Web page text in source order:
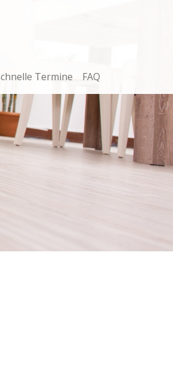
Termine FAQ